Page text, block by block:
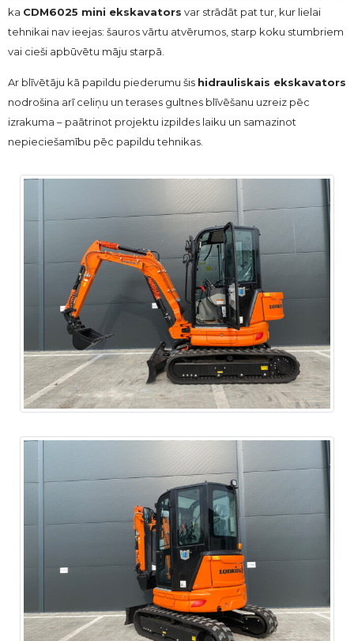
ka CDM6025 mini ekskavators var strādāt pat tur, kur lielai
tehnikai nav ieejas: šauros vārtu atvērumos, starp koku stumbriem
vai cieši apbūvētu māju starpā.
Ar blīvētāju kā papildu piederumu šis hidrauliskais ekskavators
nodrošina arī celiņu un terases gultnes blīvēšanu uzreiz pēc
izrakuma – paātrinot projektu izpildes laiku un samazinot
nepieciešamību pēc papildu tehnikas.